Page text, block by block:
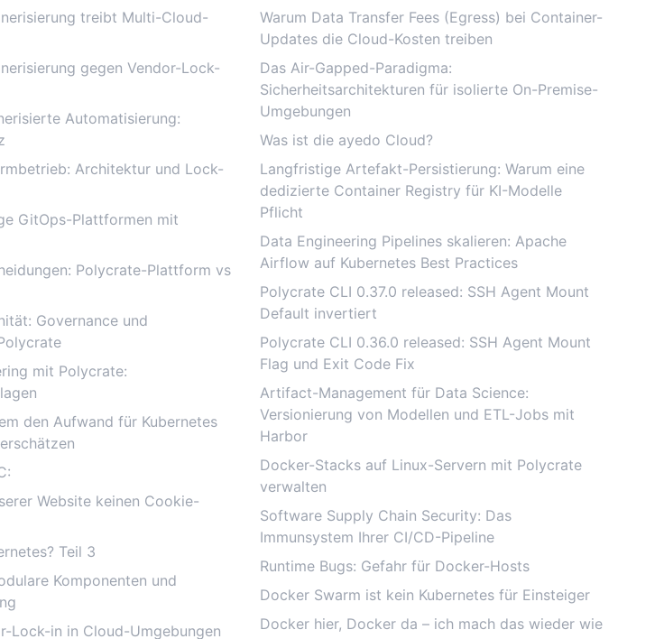
treibt Multi-Cloud-
gegen Vendor-Lock-
Automatisierung:
Architektur und Lock-
GitOps-Plattformen mit
Polycrate-Plattform vs
Governance und
mit Polycrate:
den Aufwand für Kubernetes
Website keinen Cookie-
Teil 3
Komponenten und
Lock-in in Cloud-Umgebungen
Warum Data Transfer Fees (Egress) bei Container-
Updates die Cloud-Kosten treiben
Das Air-Gapped-Paradigma:
Sicherheitsarchitekturen für isolierte On-Premise-
Umgebungen
Was ist die ayedo Cloud?
Langfristige Artefakt-Persistierung: Warum eine
dedizierte Container Registry für KI-Modelle
Pflicht
Data Engineering Pipelines skalieren: Apache
Airflow auf Kubernetes Best Practices
Polycrate CLI 0.37.0 released: SSH Agent Mount
Default invertiert
Polycrate CLI 0.36.0 released: SSH Agent Mount
Flag und Exit Code Fix
Artifact-Management für Data Science:
Versionierung von Modellen und ETL-Jobs mit
Harbor
Docker-Stacks auf Linux-Servern mit Polycrate
verwalten
Software Supply Chain Security: Das
Immunsystem Ihrer CI/CD-Pipeline
Runtime Bugs: Gefahr für Docker-Hosts
Docker Swarm ist kein Kubernetes für Einsteiger
Docker hier, Docker da – ich mach das wieder wie